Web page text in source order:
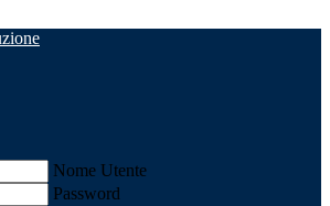
Nome Utente
Password